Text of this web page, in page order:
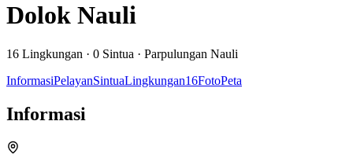
Dolok Nauli
16 Lingkungan · 0 Sintua · Parpulungan Nauli
InformasiPelayanSintuaLingkungan16FotoPeta
Informasi